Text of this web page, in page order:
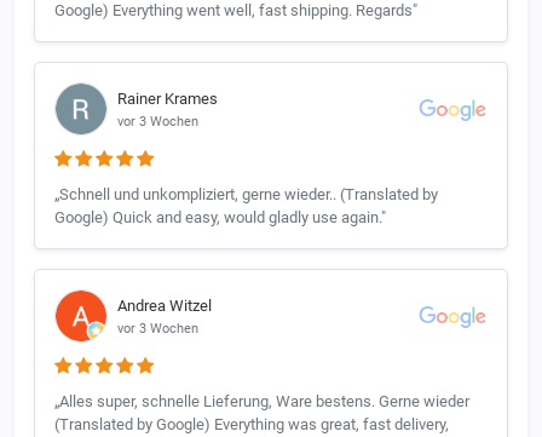
Google) Everything went well, fast shipping. Regards"
Rainer Krames
vor 3 Wochen
„Schnell und unkompliziert, gerne wieder.. (Translated by
Google) Quick and easy, would gladly use again."
Andrea Witzel
vor 3 Wochen
„Alles super, schnelle Lieferung, Ware bestens. Gerne wieder
(Translated by Google) Everything was great, fast delivery,